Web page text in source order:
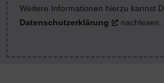
Weitere Informationen hierzu kannst
Datenschutzerklärung
nachlesen.